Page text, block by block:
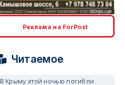
erid: 2SDnjcLUypt
Реклама на ForPost
Читаемое
В Крыму этой ночью погибли